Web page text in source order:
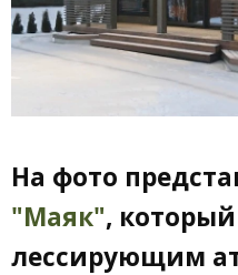
На фото
"Маяк",
лессирующим